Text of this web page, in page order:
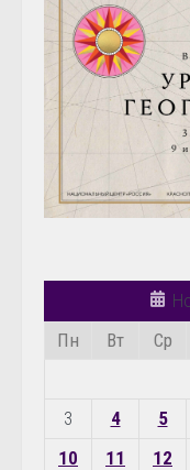
Пн
Вт Ср
3
4 5
10
11 12